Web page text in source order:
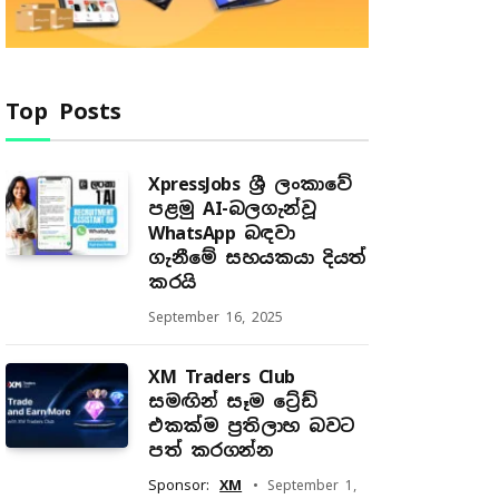
Top Posts
XpressJobs ශ්‍රී ලංකාවේ
පළමු AI-බලගැන්වූ
WhatsApp බඳවා
ගැනීමේ සහයකයා දියත්
කරයි
September 16, 2025
XM Traders Club
සමඟින් සෑම ට්‍රේඩ්
එකක්ම ප්‍රතිලාභ බවට
පත් කරගන්න
Sponsor: XM
September 1,